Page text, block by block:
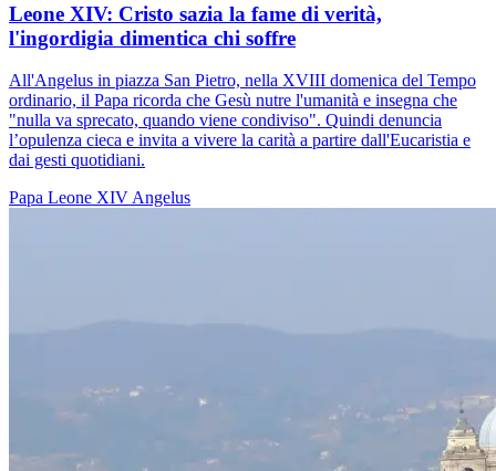
Leone XIV: Cristo sazia la fame di verità,
l'ingordigia dimentica chi soffre
All'Angelus in piazza San Pietro, nella XVIII domenica del Tempo
ordinario, il Papa ricorda che Gesù nutre l'umanità e insegna che
"nulla va sprecato, quando viene condiviso". Quindi denuncia
l’opulenza cieca e invita a vivere la carità a partire dall'Eucaristia e
dai gesti quotidiani.
Papa Leone XIVAngelus